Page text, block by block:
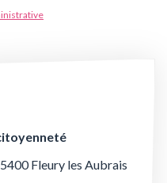
Fleury les Aubrais